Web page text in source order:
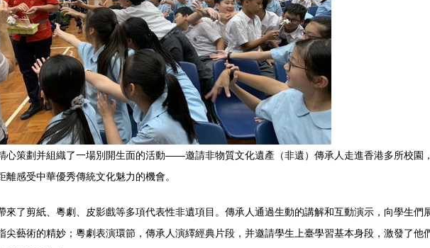
心策劃并組織了一場別開生面的活動——邀請非物質文化遺產（非遺）傳承人走進香港多所校園
感受中華優秀傳統文化魅力的機會。
了剪紙、粵劇、皮影戲等多項代表性非遺項目。傳承人通過生動的講解和互動演示，向學生們
藝術的精妙；粵劇表演環節，傳承人演繹經典片段，并邀請學生上臺學習基本身段，激發了他